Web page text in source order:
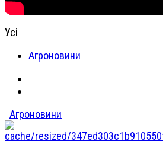
Усі
Агроновини
Агроновини